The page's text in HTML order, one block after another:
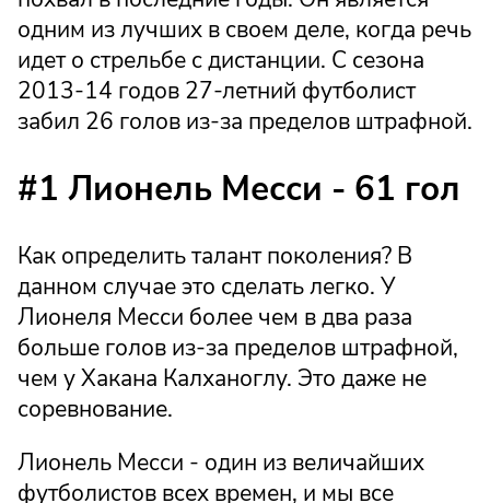
одним из лучших в своем деле, когда речь
идет о стрельбе с дистанции. С сезона
2013-14 годов 27-летний футболист
забил 26 голов из-за пределов штрафной.
#1 Лионель Месси - 61 гол
Как определить талант поколения? В
данном случае это сделать легко. У
Лионеля Месси более чем в два раза
больше голов из-за пределов штрафной,
чем у Хакана Калханоглу. Это даже не
соревнование.
Лионель Месси - один из величайших
футболистов всех времен, и мы все